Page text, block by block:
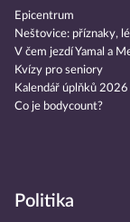
Epicentrum
Neštovice: příznaky,
V čem jezdí Yamal a
Kvízy pro seniory
Kalendář úplňků 2026
Co je bodycount?
Politika